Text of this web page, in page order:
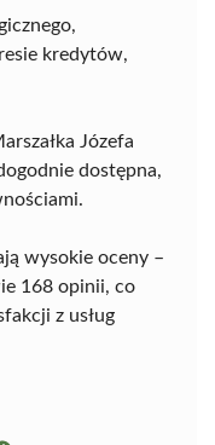
kredytów,
Józefa
dostępna,
wysokie oceny –
168 opinii, co
z usług